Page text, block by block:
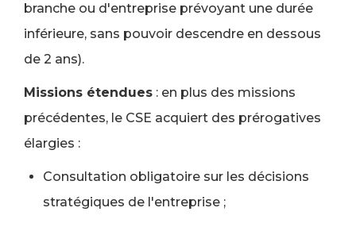
branche ou d'entreprise prévoyant une durée
inférieure, sans pouvoir descendre en dessous
de 2 ans).
Missions étendues : en plus des missions
précédentes, le CSE acquiert des prérogatives
élargies :
Consultation obligatoire sur les décisions
stratégiques de l'entreprise ;